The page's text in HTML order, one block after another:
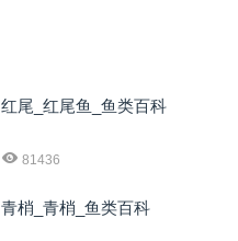
红尾_红尾鱼_鱼类百科
81436
青梢_青梢_鱼类百科